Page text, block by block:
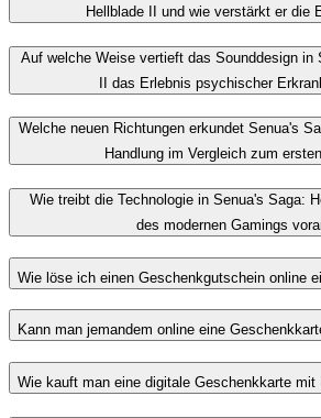
Hellblade II und wie verstärkt er die
Auf welche Weise vertieft das Sounddesign in
II das Erlebnis psychischer
Welche neuen Richtungen erkundet Senua's
Handlung im Vergleich zum
Wie treibt die Technologie in Senua's Saga:
des modernen Gamings
Wie löse ich einen Geschenkgutschein online
Kann man jemandem online eine
Wie kauft man eine digitale Geschenkkarte mit